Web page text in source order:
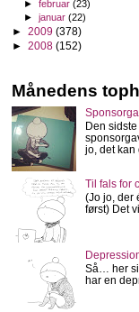
►februar(23)
►januar(22)
► 2009 (378)
► 2008 (152)
Månedens
Den
jo, det kan
Til fals for
(Jo jo, der
først) Det
Så… her
har en